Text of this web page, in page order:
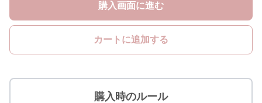
購入画面に進む
カートに追加する
購入時のルール